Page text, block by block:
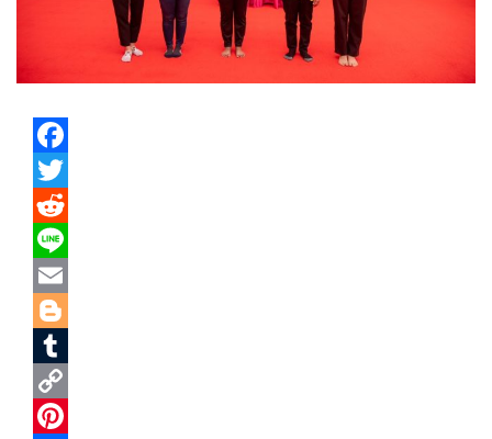
Facebook
Twitter
Reddit
Line
Email
Blogger
Tumblr
Copy